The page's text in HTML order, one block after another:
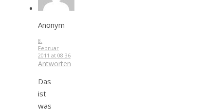
Anonym
8.
Februar
2011 at 08:36
Antworten
Das
ist
was